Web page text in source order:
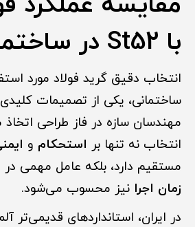
با St52 در ساختمان سازی
انتخاب دقیق گرید فولاد مورد
ساختمانی، یکی از تصمیمات
مهندسان سازه در فاز طراحی
انتخاب نه تنها بر استحکام و
مستقیم دارد، بلکه عامل مهمی در
زمان اجرا نیز محسوب می‌شود.